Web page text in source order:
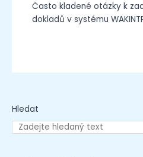
Často kladené otázky k
dokladů v systému
Hledat